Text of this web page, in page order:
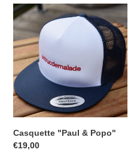
Casquette
"Paul
&
Popo"
Casquette "Paul & Popo"
Prix
€19,00